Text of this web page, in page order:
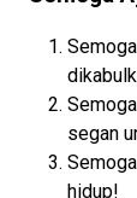
segan
hidup!